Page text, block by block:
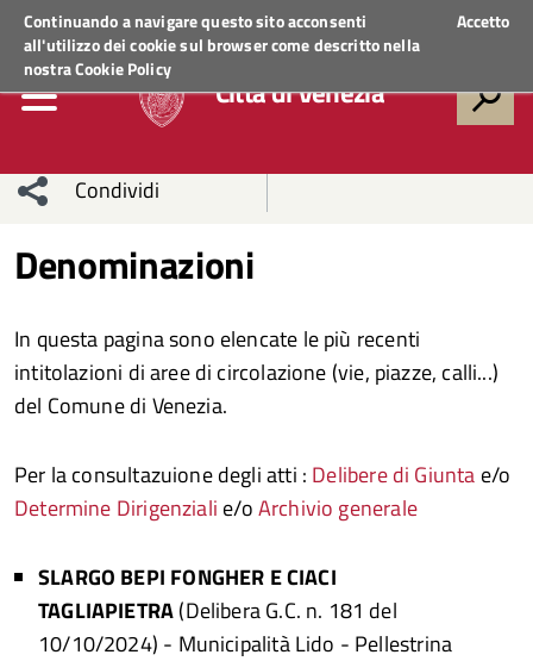
Continuando a navigare questo sito acconsenti
all'utilizzo dei cookie sul browser come descritto nella
nostraCookie Policy
Accetto
Regione VenetoACCEDI AI SERVIZI
Città di Venezia
Condividi
network
Condividi
Condividi
Facebook
su
Twitter
Condividi
Facebook
Condividi
su
Whatsapp
Denominazioni
In questa pagina sono elencate le più recenti
intitolazioni di aree di circolazione (vie, piazze, calli...)
del Comune di Venezia.
Per la consultazuione degli atti : Delibere di Giunta e/o
Determine Dirigenziali e/oArchivio generale
SLARGO BEPI FONGHER E CIACI
TAGLIAPIETRA(Delibera G.C. n. 181 del
10/10/2024) - Municipalità Lido - Pellestrina